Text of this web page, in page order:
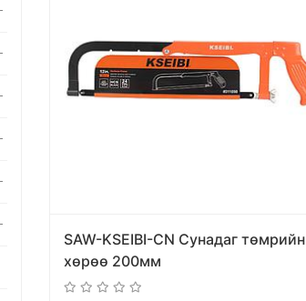
SAW-KSEIBI-CN Сунадаг төмрийн
хөрөө 200мм